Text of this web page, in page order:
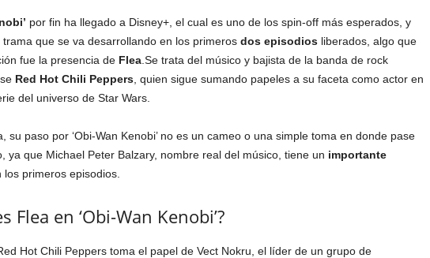
por fin ha llegado a Disney+, el cual es uno de los spin-off más esperados, y
que se va desarrollando en los primerosdos episodiosliberados, algo que
fue la presencia de Flea.Se trata del músico y bajista de la banda de rock
Red Hot Chili Peppers, quien sigue sumando papeles a su faceta como actor en
del universo de Star Wars.
su paso por ‘Obi-Wan Kenobi’ no es un cameo o una simple toma en donde pase
ya que Michael Peter Balzary, nombre real del músico, tiene un importante
primeros episodios.
Flea en ‘Obi-Wan Kenobi’?
Hot Chili Peppers toma el papel de Vect Nokru, el líder de un grupo de